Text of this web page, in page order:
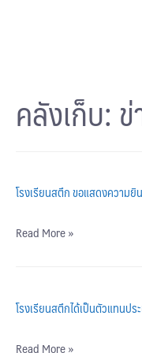
คลังเก็บ:
โรงเรียนสตึก ขอแสดงความ
Read More »
โรงเรียนสตึกได้เป็นตัวแทนป
Read More »